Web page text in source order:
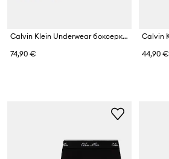
Calvin Klein Underwear боксерки мъжки от памук с еластан 5 броя
74,90 €
44,90 €